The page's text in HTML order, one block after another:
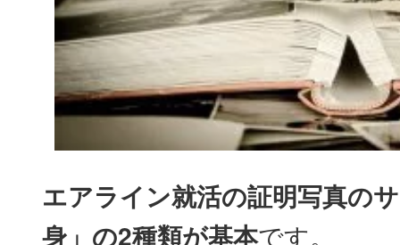
エアライン就活の証明写真の
身」の2種類が基本です。